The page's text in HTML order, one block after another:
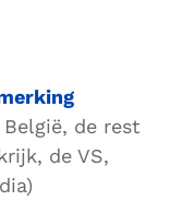
de rest
de VS,